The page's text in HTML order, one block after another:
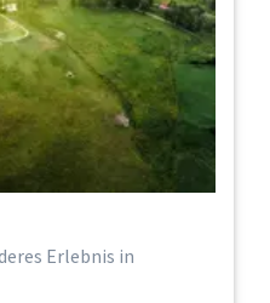
Erlebnis in